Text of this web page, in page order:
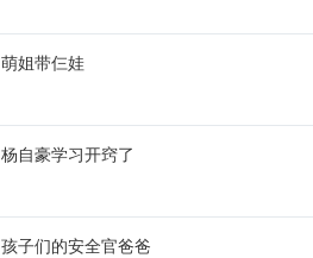
萌姐带仨娃
杨自豪学习开窍了
孩子们的安全官爸爸